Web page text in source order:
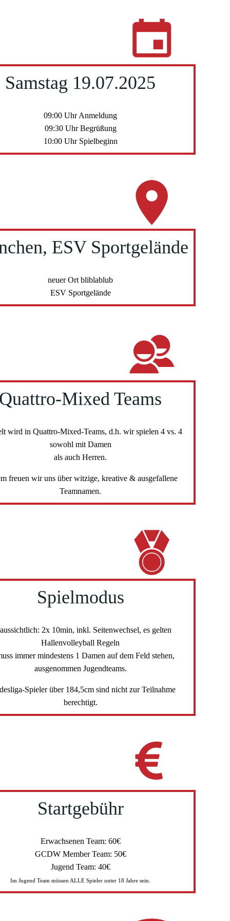
Samstag 19.07.2025
09:00 Uhr Anmeldung
09:30 Uhr Begrüßung
10:00 Uhr Spielbeginn
ESV Sportgelände
neuer Ort bliblablub
ESV Sportgelände
Mixed Teams
wird in Quattro-Mixed-Teams, d.h. wir spielen 4 vs. 4
sowohl mit Damen
als auch Herren.
freuen wir uns über witzige, kreative & ausgefallene
Teamnamen.
Spielmodus
2x 10min, inkl. Seitenwechsel, es gelten
Hallenvolleyball Regeln
immer mindestens 1 Damen auf dem Feld stehen,
ausgenommen Jugendteams.
Spieler über 184,5cm sind nicht zur Teilnahme
berechtigt.
Startgebühr
Erwachsenen Team: 60€
GCDW Member Team: 50€
Jugend Team: 40€
Im Jugend Team müssen ALLE Spieler unter 18 Jahre sein.